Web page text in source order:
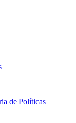
de Políticas